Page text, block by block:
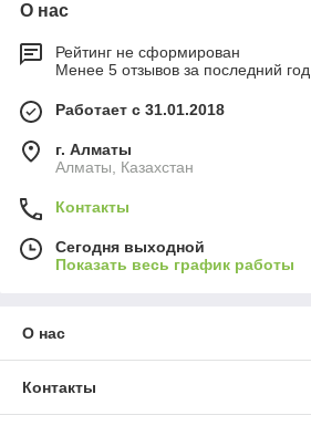
О нас
Рейтинг не сформирован
Менее 5 отзывов за последний год
Работает с 31.01.2018
г. Алматы
Алматы, Казахстан
Контакты
Сегодня выходной
Показать весь график работы
О нас
Контакты